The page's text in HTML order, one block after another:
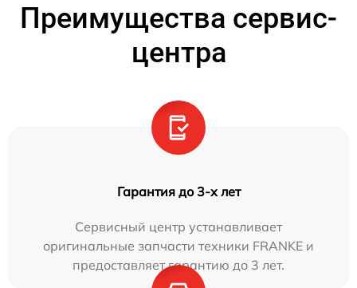
Преимущества сервис-
центра
Гарантия до 3-х лет
Сервисный центр устанавливает
оригинальные запчасти техники FRANKE и
предоставляет гарантию до 3 лет.